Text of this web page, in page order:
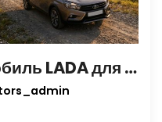
Как выбрать автомобиль LADA для городских поездок и путешествий